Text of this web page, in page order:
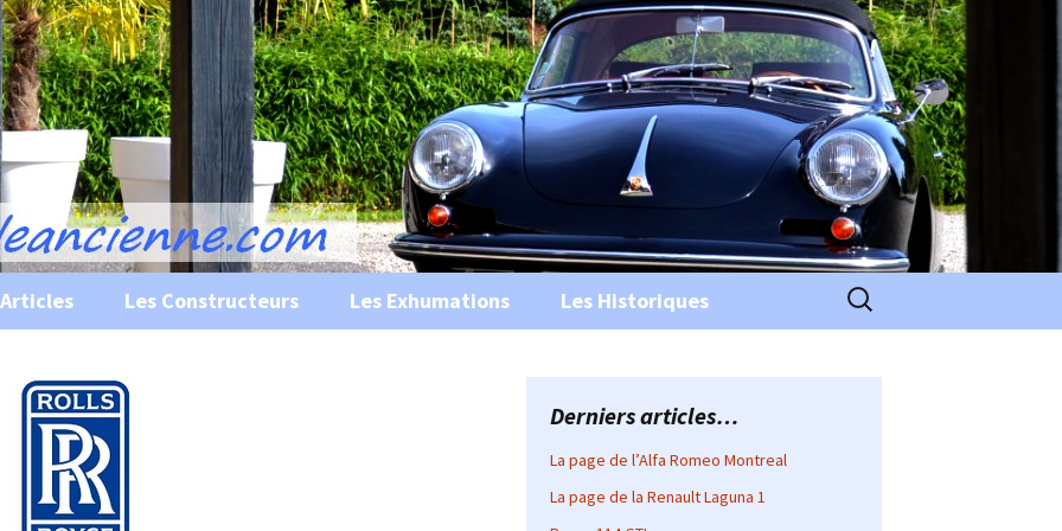
Ancienne
historiques …
évènements
musées
Les Constructeurs Les Exhumations Les Historiques Rechercher :
Derniers articles…
La page de l’Alfa Romeo Montreal
La page de la Renault Laguna 1